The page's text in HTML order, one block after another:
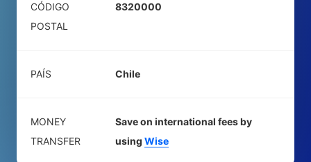
CÓDIGO
POSTAL
8320000
PAÍS Chile
MONEY
TRANSFER
Save on international fees by
using Wise